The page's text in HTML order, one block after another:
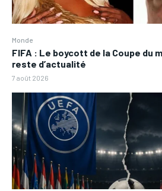
Monde
FIFA : Le boycott de la Coupe du
reste d’actualité
7 août 2026